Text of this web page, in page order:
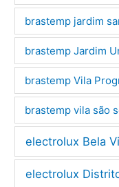
brastemp jardim
brastemp Jardim
brastemp Vila
brastemp vila são
electrolux Bela
electrolux